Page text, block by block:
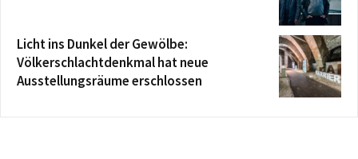
Licht ins Dunkel der Gewölbe:
Völkerschlachtdenkmal hat neue
Ausstellungsräume erschlossen